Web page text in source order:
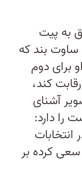
به پیت
بند که
برای دوم
کند،
آشنای
را دارد:
کرده بر